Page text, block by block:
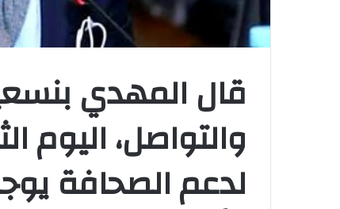
قال المهدي
والتواصل، اليوم
لدعم الصحافة